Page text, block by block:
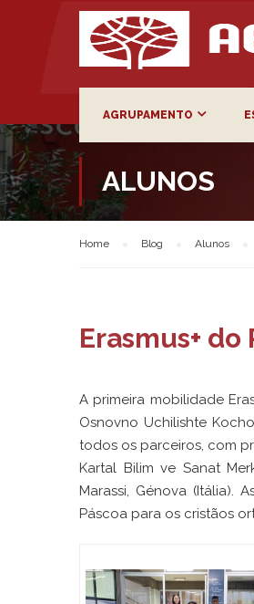
AGRUPAMENTO
ALUNOS
Home Blog Alunos
Erasmus+
A primeira mobilidade
Osnovno Uchilishte
todos os parceiros, com
Kartal Bilim ve Sanat
Marassi, Génova
Páscoa para os cristãos